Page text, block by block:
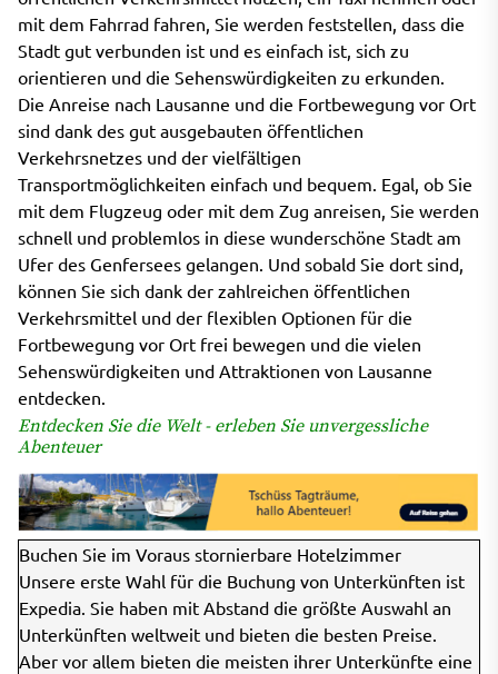
mit dem Fahrrad fahren, Sie werden feststellen, dass die
Stadt gut verbunden ist und es einfach ist, sich zu
orientieren und die Sehenswürdigkeiten zu erkunden.
Die Anreise nach Lausanne und die Fortbewegung vor Ort
sind dank des gut ausgebauten öffentlichen
Verkehrsnetzes und der vielfältigen
Transportmöglichkeiten einfach und bequem. Egal, ob Sie
mit dem Flugzeug oder mit dem Zug anreisen, Sie werden
schnell und problemlos in diese wunderschöne Stadt am
Ufer des Genfersees gelangen. Und sobald Sie dort sind,
können Sie sich dank der zahlreichen öffentlichen
Verkehrsmittel und der flexiblen Optionen für die
Fortbewegung vor Ort frei bewegen und die vielen
Sehenswürdigkeiten und Attraktionen von Lausanne
entdecken.
Entdecken Sie die Welt - erleben Sie unvergessliche
Abenteuer
Buchen Sie im Voraus stornierbare Hotelzimmer
Unsere erste Wahl für die Buchung von Unterkünften ist
Expedia. Sie haben mit Abstand die größte Auswahl an
Unterkünften weltweit und bieten die besten Preise.
Aber vor allem bieten die meisten ihrer Unterkünfte eine